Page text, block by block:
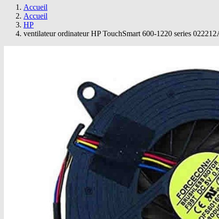
Accueil
Accueil
HP
ventilateur ordinateur HP TouchSmart 600-1220 series